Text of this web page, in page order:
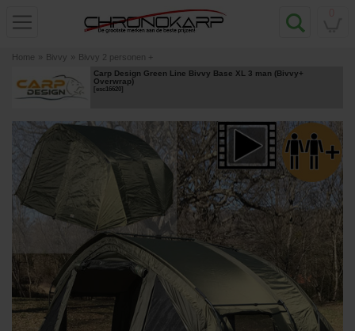
Home » Bivvy » Bivvy 2 personen +
Carp Design Green Line Bivvy Base XL 3 man (Bivvy+
Overwrap)
[esc16620]